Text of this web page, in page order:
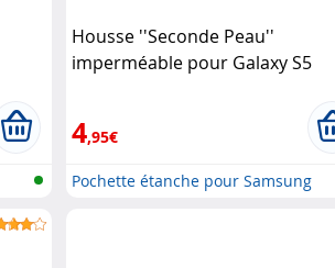
Housse ''Seconde Peau''
imperméable pour Galaxy S5
4,95€
Pochette étanche pour Samsung